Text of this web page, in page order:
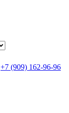
+7 (909) 162-96-96